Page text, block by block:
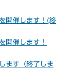
開催します！(終
開催します！
ます（終了しま